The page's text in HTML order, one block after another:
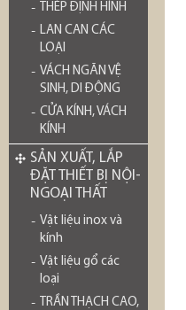
THÉP ĐỊNH HÌNH
LAN CAN CÁC
LOẠI
VÁCH NGĂN VỆ
SINH, DI ĐỘNG
CỬA KÍNH, VÁCH
KÍNH
SẢN XUẤT, LẮP
ĐẶT THIẾT BỊ NỘI-
NGOẠI THẤT
Vật liệu inox và
kính
Vật liệu gổ các
loại
TRẦN THẠCH CAO,